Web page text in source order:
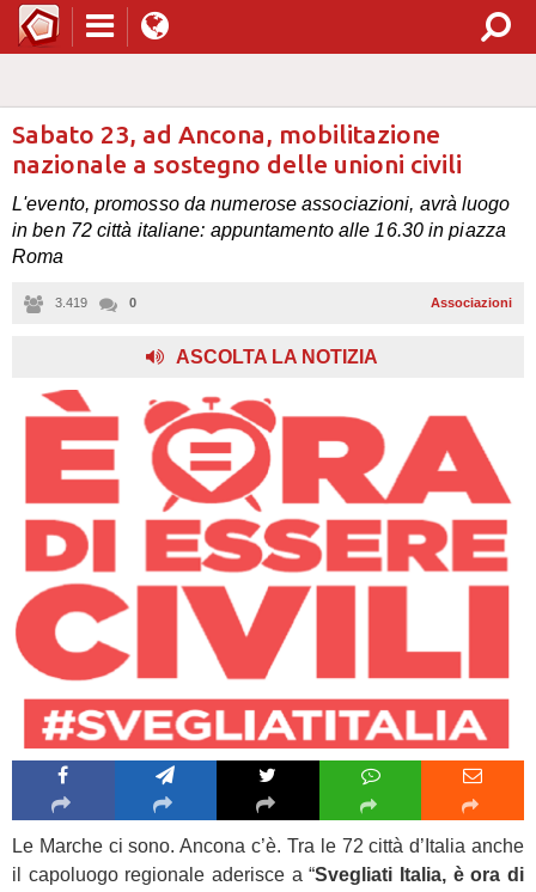
Sabato 23, ad Ancona, mobilitazione
nazionale a sostegno delle unioni civili
L'evento, promosso da numerose associazioni, avrà luogo
in ben 72 città italiane: appuntamento alle 16.30 in piazza
Roma
3.419 0 Associazioni
ASCOLTA LA NOTIZIA
Le Marche ci sono. Ancona c’è. Tra le 72 città d’Italia anche
il capoluogo regionale aderisce a “Svegliati Italia, è ora di